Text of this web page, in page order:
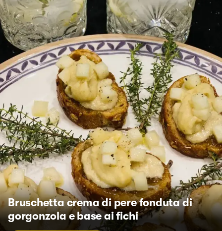
Bruschetta crema di pere fonduta di
gorgonzola e base ai fichi